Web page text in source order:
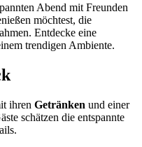
Abend mit Freunden
möchtest, die
Entdecke eine
trendigen Ambiente.
ihren Getränken und einer
schätzen die entspannte